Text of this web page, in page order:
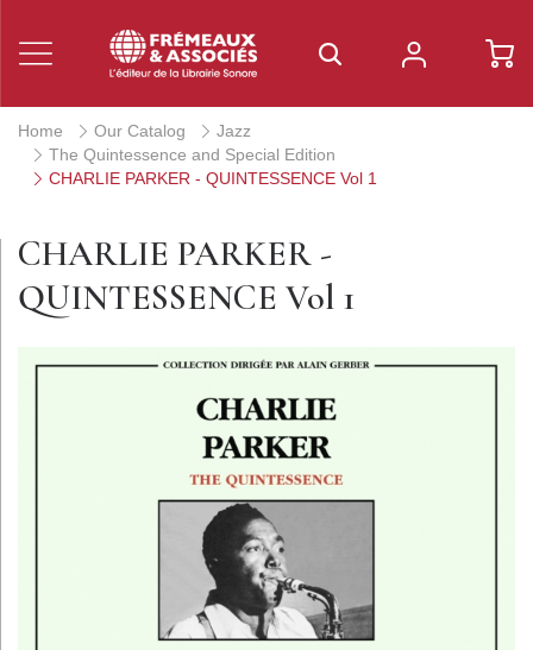
Home Our Catalog
Jazz
The Quintessence and Special Edition
CHARLIE PARKER - QUINTESSENCE Vol 1
CHARLIE PARKER -
QUINTESSENCE Vol 1